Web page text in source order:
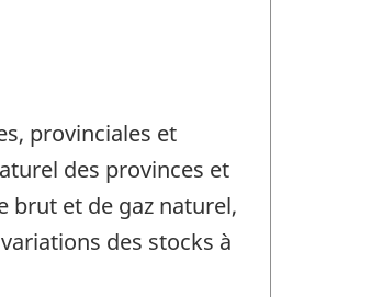
provinciales et
des provinces et
brut et de gaz naturel,
des stocks à